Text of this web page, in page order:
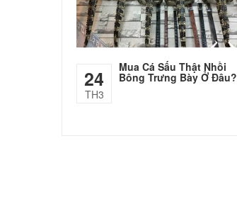
24
TH3
Mua Cá Sấu Thật Nhồi
Bông Trưng Bày Ở Đâu?